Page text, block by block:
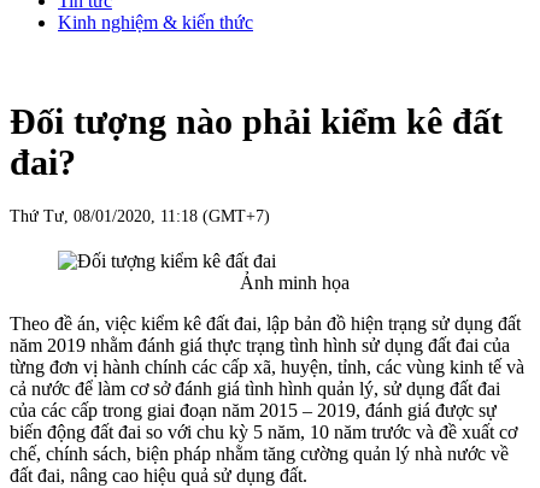
Kinh nghiệm & kiến thức
Đối tượng nào phải kiểm kê đất
đai?
Thứ Tư, 08/01/2020, 11:18 (GMT+7)
Ảnh minh họa
Theo đề án, việc kiểm kê đất đai, lập bản đồ hiện trạng sử dụng đất
năm 2019 nhằm đánh giá thực trạng tình hình sử dụng đất đai của
từng đơn vị hành chính các cấp xã, huyện, tỉnh, các vùng kinh tế và
cả nước để làm cơ sở đánh giá tình hình quản lý, sử dụng đất đai
của các cấp trong giai đoạn năm 2015 – 2019, đánh giá được sự
biến động đất đai so với chu kỳ 5 năm, 10 năm trước và đề xuất cơ
chế, chính sách, biện pháp nhằm tăng cường quản lý nhà nước về
đất đai, nâng cao hiệu quả sử dụng đất.